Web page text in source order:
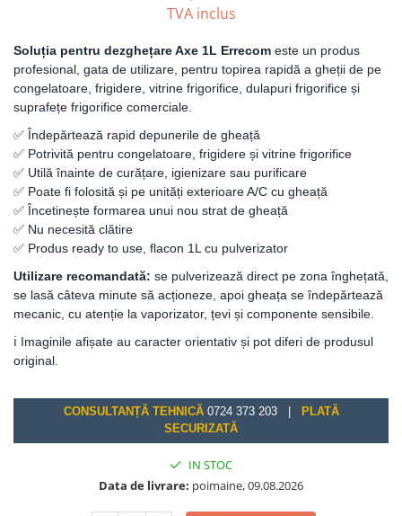
TVA inclus
Soluția pentru dezghețare Axe 1L Errecom este un produs
profesional, gata de utilizare, pentru topirea rapidă a gheții de pe
congelatoare, frigidere, vitrine frigorifice, dulapuri frigorifice și
suprafețe frigorifice comerciale.
✅ Îndepărtează rapid depunerile de gheață
✅ Potrivită pentru congelatoare, frigidere și vitrine frigorifice
✅ Utilă înainte de curățare, igienizare sau purificare
✅ Poate fi folosită și pe unități exterioare A/C cu gheață
✅ Încetinește formarea unui nou strat de gheață
✅ Nu necesită clătire
✅ Produs ready to use, flacon 1L cu pulverizator
Utilizare recomandată: se pulverizează direct pe zona înghețată,
se lasă câteva minute să acționeze, apoi gheața se îndepărtează
mecanic, cu atenție la vaporizator, țevi și componente sensibile.
ℹ️ Imaginile afișate au caracter orientativ și pot diferi de produsul
original.
CONSULTANȚĂ TEHNICĂ0724 373 203 |
PLATĂ
SECURIZATĂ
IN STOC
Data de livrare: poimaine, 09.08.2026